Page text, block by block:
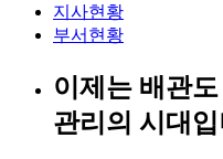
지사현황
부서현황
이제는 배관도
관리의 시대